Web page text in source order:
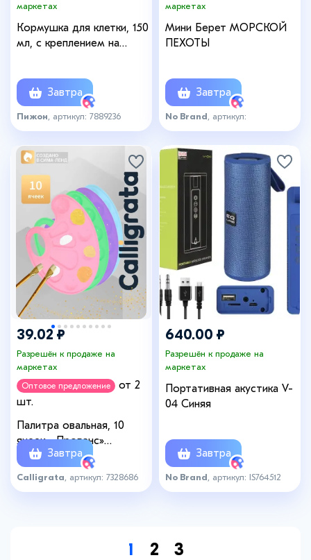
маркетах
Кормушка для клетки, 150
мл, с креплением на
Завтра
Пижон , артикул: 7889236
маркетах
Мини Берет МОРСКОЙ
ПЕХОТЫ
Завтра
No Brand , артикул:
БеретМОРСКОЙПЕХОТЫ
39.02 ₽
Разрешён к продаже на
маркетах
Оптовое предложение
от 2
шт.
Палитра овальная, 10
ячеек, «Прованс»
Calligrata, пастельные
цвета, МИКС
Завтра
Calligrata , артикул: 7328686
640.00 ₽
Разрешён к продаже на
маркетах
Портативная акустика V-
04 Синяя
Завтра
No Brand , артикул: IS764512
1 2 3